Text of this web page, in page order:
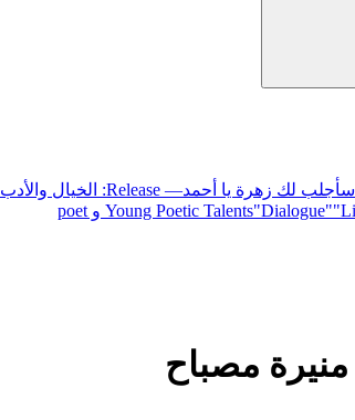
لك زهرة يا أحمد— Release : الخيال والأدب
Young Poetic Talents"Dialogue"
مصباح